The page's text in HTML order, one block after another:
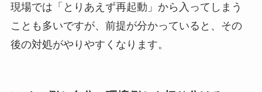
現場では「とりあえず再起動」から入ってしまう
ことも多いですが、前提が分かっていると、その
後の対処がやりやすくなります。